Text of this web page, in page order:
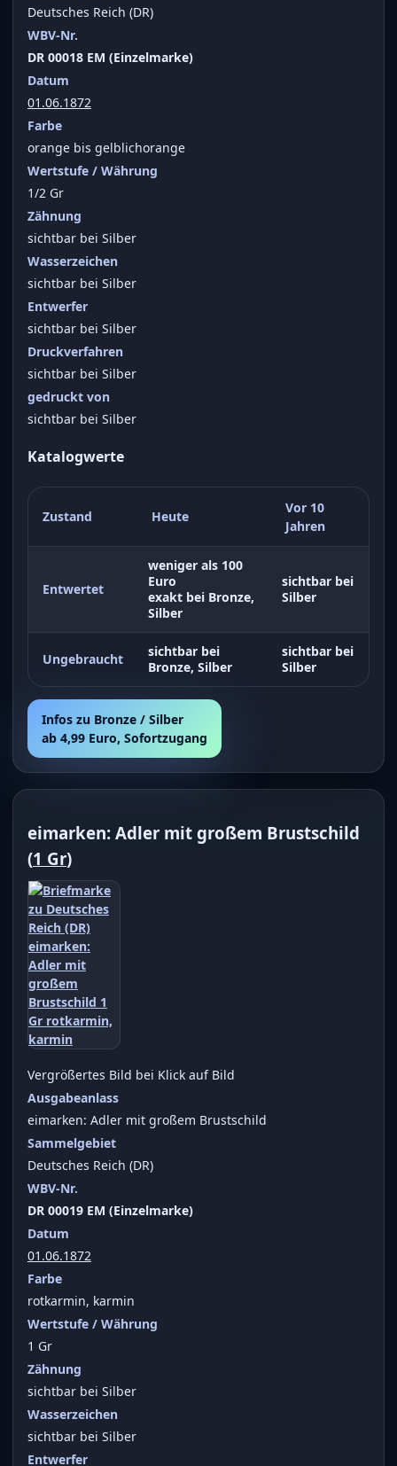
Deutsches Reich (DR)
WBV-Nr.
DR 00018 EM (Einzelmarke)
Datum
01.06.1872
Farbe
orange bis gelblichorange
Wertstufe / Währung
1/2 Gr
Zähnung
sichtbar bei Silber
Wasserzeichen
sichtbar bei Silber
Entwerfer
sichtbar bei Silber
Druckverfahren
sichtbar bei Silber
gedruckt von
sichtbar bei Silber
Katalogwerte
Zustand Heute
Vor 10
Jahren
Entwertet
weniger als 100
Euro
exakt bei Bronze,
Silber
sichtbar bei
Silber
Ungebraucht
sichtbar bei
Bronze, Silber
sichtbar bei
Silber
Infos zu Bronze / Silber
ab 4,99 Euro, Sofortzugang
eimarken: Adler mit großem Brustschild
(1 Gr)
Vergrößertes Bild bei Klick auf Bild
Ausgabeanlass
eimarken: Adler mit großem Brustschild
Sammelgebiet
Deutsches Reich (DR)
WBV-Nr.
DR 00019 EM (Einzelmarke)
Datum
01.06.1872
Farbe
rotkarmin, karmin
Wertstufe / Währung
1 Gr
Zähnung
sichtbar bei Silber
Wasserzeichen
sichtbar bei Silber
Entwerfer